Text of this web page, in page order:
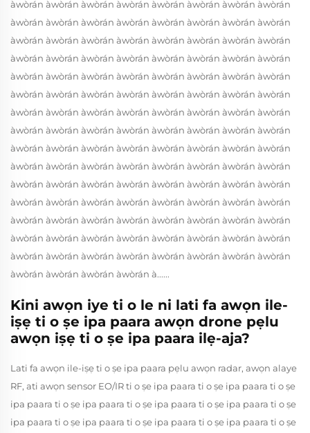
àwòrán àwòrán àwòrán àwòrán àwòrán àwòrán àwòrán àwòrán
àwòrán àwòrán àwòrán àwòrán àwòrán àwòrán àwòrán àwòrán
àwòrán àwòrán àwòrán àwòrán àwòrán àwòrán àwòrán àwòrán
àwòrán àwòrán àwòrán àwòrán àwòrán àwòrán àwòrán àwòrán
àwòrán àwòrán àwòrán àwòrán àwòrán àwòrán àwòrán àwòrán
àwòrán àwòrán àwòrán àwòrán àwòrán àwòrán àwòrán àwòrán
àwòrán àwòrán àwòrán àwòrán àwòrán àwòrán àwòrán àwòrán
àwòrán àwòrán àwòrán àwòrán àwòrán àwòrán àwòrán àwòrán
àwòrán àwòrán àwòrán àwòrán àwòrán àwòrán àwòrán àwòrán
àwòrán àwòrán àwòrán àwòrán àwòrán àwòrán àwòrán àwòrán
àwòrán àwòrán àwòrán àwòrán àwòrán àwòrán àwòrán àwòrán
àwòrán àwòrán àwòrán àwòrán àwòrán àwòrán àwòrán àwòrán
àwòrán àwòrán àwòrán àwòrán àwòrán àwòrán àwòrán àwòrán
àwòrán àwòrán àwòrán àwòrán àwòrán àwòrán àwòrán àwòrán
àwòrán àwòrán àwòrán àwòrán àwòrán àwòrán àwòrán àwòrán
àwòrán àwòrán àwòrán àwòrán à......
Kini awọn iye ti o le ni lati fa awọn ile-
iṣẹ ti o ṣe ipa paara awọn drone pẹlu
awọn iṣẹ ti o ṣe ipa paara ilẹ-aja?
Lati fa awọn ile-iṣẹ ti o ṣe ipa paara pẹlu awọn radar, awọn alaye
RF, ati awọn sensor EO/IR ti o ṣe ipa paara ti o ṣe ipa paara ti o ṣe
ipa paara ti o ṣe ipa paara ti o ṣe ipa paara ti o ṣe ipa paara ti o ṣe
ipa paara ti o ṣe ipa paara ti o ṣe ipa paara ti o ṣe ipa paara ti o ṣe